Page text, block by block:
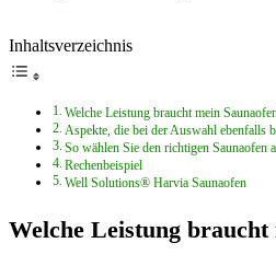
Inhaltsverzeichnis
Welche Leistung braucht mein
Aspekte, die bei der Auswahl ebenfalls
So wählen Sie den richtigen Saunaofen
Rechenbeispiel
Well Solutions® Harvia Saunaofen
Welche Leistung braucht